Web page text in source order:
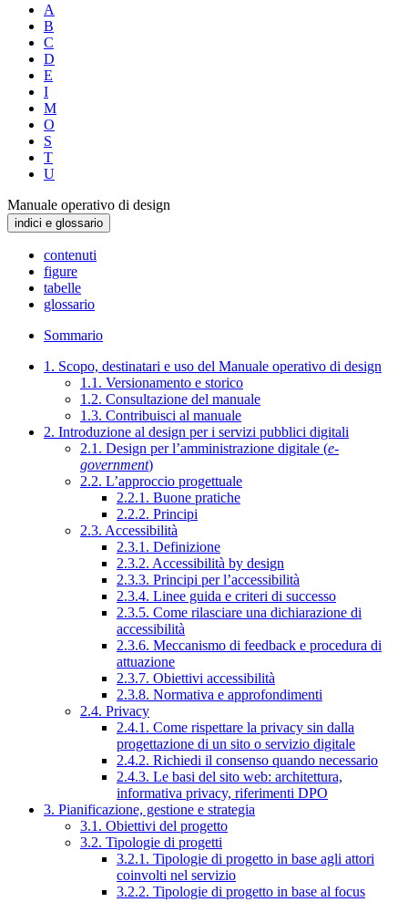
A
B
C
D
E
I
M
O
S
T
U
Manuale operativo di design
indici e glossario
contenuti
figure
tabelle
glossario
Sommario
1. Scopo, destinatari e uso del Manuale operativo di design
1.1. Versionamento e storico
1.2. Consultazione del manuale
1.3. Contribuisci al manuale
2. Introduzione al design per i servizi pubblici digitali
2.1. Design per l’amministrazione digitale (e-
government)
2.2. L’approccio progettuale
2.2.1. Buone pratiche
2.2.2. Principi
2.3. Accessibilità
2.3.1. Definizione
2.3.2. Accessibilità by design
2.3.3. Principi per l’accessibilità
2.3.4. Linee guida e criteri di successo
2.3.5. Come rilasciare una dichiarazione di
accessibilità
2.3.6. Meccanismo di feedback e procedura di
attuazione
2.3.7. Obiettivi accessibilità
2.3.8. Normativa e approfondimenti
2.4. Privacy
2.4.1. Come rispettare la privacy sin dalla
progettazione di un sito o servizio digitale
2.4.2. Richiedi il consenso quando necessario
2.4.3. Le basi del sito web: architettura,
informativa privacy, riferimenti DPO
3. Pianificazione, gestione e strategia
3.1. Obiettivi del progetto
3.2. Tipologie di progetti
3.2.1. Tipologie di progetto in base agli attori
coinvolti nel servizio
3.2.2. Tipologie di progetto in base al focus